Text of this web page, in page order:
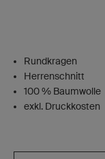
Rundkragen
Herrenschnitt
100 % Baumwolle
exkl. Druckkosten